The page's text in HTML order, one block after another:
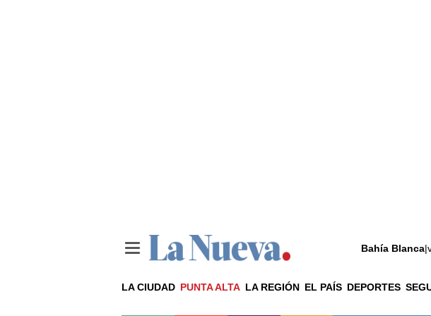
Bahía Blanca|
LA CIUDAD PUNTA ALTA LA REGIÓN EL PAÍS DEPORTES